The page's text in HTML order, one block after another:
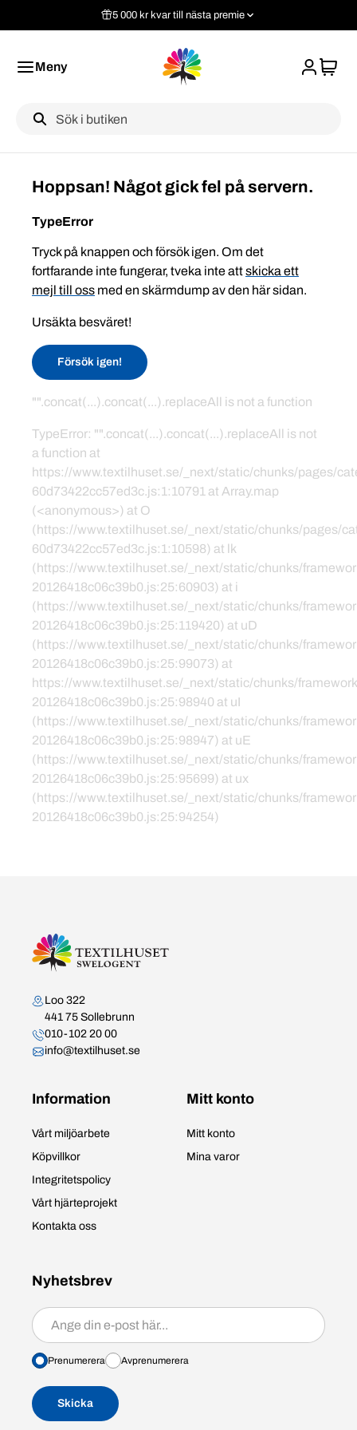
5 000 kr kvar till nästa premie
Meny
Label
Hoppsan! Något gick fel på servern.
TypeError
Tryck på knappen och försök igen. Om det
fortfarande inte fungerar, tveka inte attskicka ett
mejl till oss med en skärmdump av den här sidan.
Ursäkta besväret!
Försök igen!
"".concat(...).concat(...).replaceAll is not a function
TypeError: "".concat(...).concat(...).replaceAll is not
a function at
https://www.textilhuset.se/_next/static/chunks/pages/
60d73422cc57ed3c.js:1:10791 at Array.map
(<anonymous>) at O
(https://www.textilhuset.se/_next/static/chunks/pages/
60d73422cc57ed3c.js:1:10598) at lk
(https://www.textilhuset.se/_next/static/chunks/
20126418c06c39b0.js:25:60903) at i
(https://www.textilhuset.se/_next/static/chunks/
20126418c06c39b0.js:25:119420) at uD
(https://www.textilhuset.se/_next/static/chunks/
20126418c06c39b0.js:25:99073) at
https://www.textilhuset.se/_next/static/chunks/
20126418c06c39b0.js:25:98940 at uI
(https://www.textilhuset.se/_next/static/chunks/
20126418c06c39b0.js:25:98947) at uE
(https://www.textilhuset.se/_next/static/chunks/
20126418c06c39b0.js:25:95699) at ux
(https://www.textilhuset.se/_next/static/chunks/
20126418c06c39b0.js:25:94254)
Kontakta oss
Loo 322
441 75 Sollebrunn
010-102 20 00
info@textilhuset.se
Information
Vårt miljöarbete
Köpvillkor
Integritetspolicy
Vårt hjärteprojekt
Kontakta oss
Mitt konto
Mitt konto
Mina varor
Nyhetsbrev
Prenumerera/avprenumerera
Prenumerera Avprenumerera
Skicka